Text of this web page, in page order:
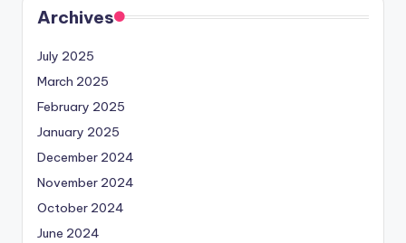
Archives
July 2025
March 2025
February 2025
January 2025
December 2024
November 2024
October 2024
June 2024